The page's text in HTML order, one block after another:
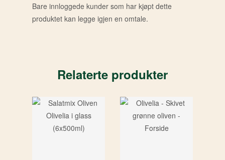
Bare innloggede kunder som har kjøpt dette
produktet kan legge igjen en omtale.
Relaterte produkter